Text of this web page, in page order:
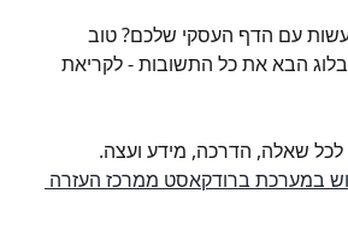
עם הדף העסקי שלכם? טוב
הבא את כל התשובות - לקריאת
לכל שאלה, הדרכה, מידע ועצה.
במערכת ברודקאסט ממרכז העזרה